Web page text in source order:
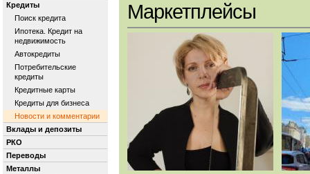
Кредиты
Поиск кредита
Ипотека. Кредит на
недвижимость
Автокредиты
Потребительские
кредиты
Кредитные карты
Кредиты для бизнеса
Новости и комментарии
Вклады и депозиты
РКО
Переводы
Металлы
Маркетплейсы